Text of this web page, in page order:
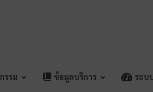
รรม ข้อมูลบริการ ระบ